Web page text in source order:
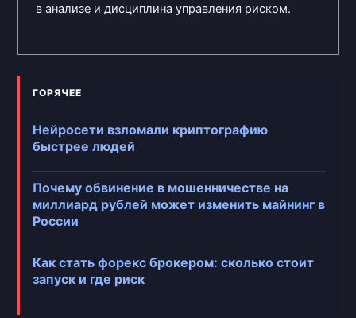
в анализе и дисциплина управления риском.
ГОРЯЧЕЕ
Нейросети взломали криптографию
быстрее людей
Почему обвинение в мошенничестве на
миллиард рублей может изменить майнинг в
России
Как стать форекс брокером: сколько стоит
запуск и где риск